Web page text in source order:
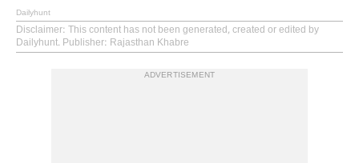
Dailyhunt
Disclaimer: This content has not been generated, created or edited by
Dailyhunt. Publisher: Rajasthan Khabre
ADVERTISEMENT